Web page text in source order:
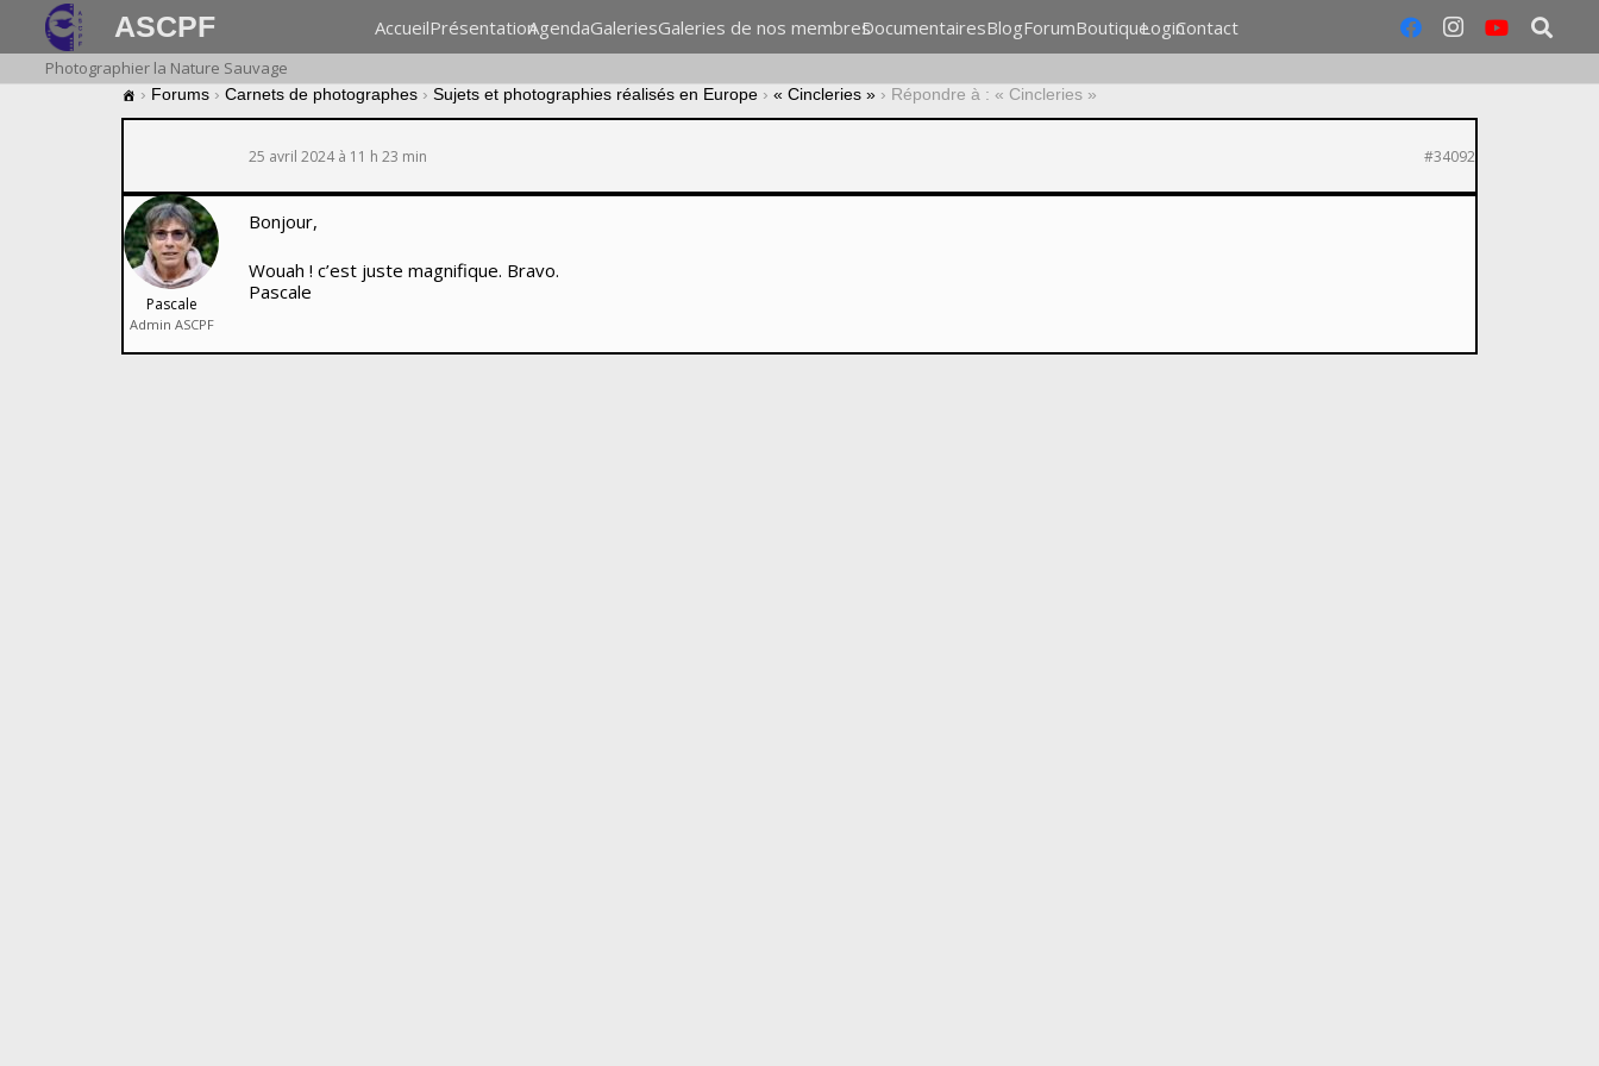
ASCPF AccueilPrésentationAgendaGaleriesGaleries de nos membresDocumentairesBlogForumBoutiqueLoginContact
Photographier la Nature Sauvage
› Forums › Carnets de photographes › Sujets et photographies réalisés en Europe › « Cincleries » › Répondre à : « Cincleries »
25 avril 2024 à 11 h 23 min #34092
Pascale
Admin ASCPF
Bonjour,
Wouah ! c’est juste magnifique. Bravo.
Pascale